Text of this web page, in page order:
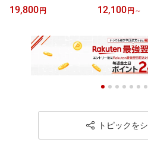
エアー）メッシュ ONEK
AI（ワンカイ）コットン
bybjorn ワンカイエアー
onekaiair 抱っこひも 出
19,800円
コットン 3Dジ
ウーブン｜【正
ひもミニ コン
LN
12,100円 ～
トピックを